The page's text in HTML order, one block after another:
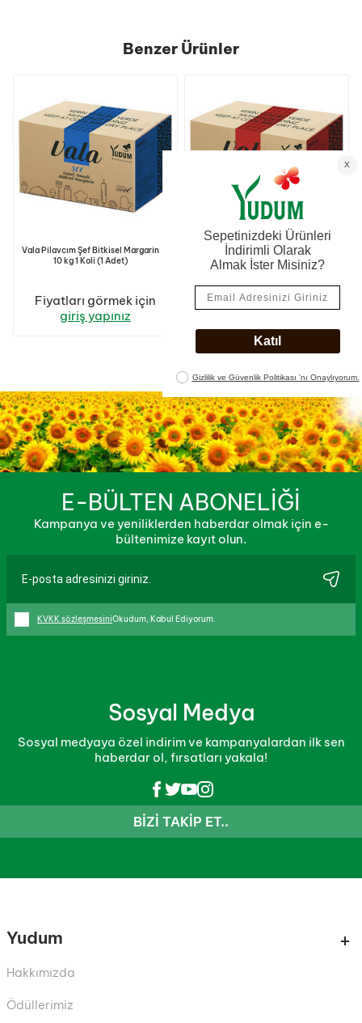
Benzer Ürünler
Vala Pilavcım Şef Bitkisel Margarin
10 kg 1 Koli (1 Adet)
Fiyatları görmek için
giriş yapınız
Vala Catering Bitkisel Margarin 10
kg 1 Koli (1 Adet)
Fiyatları görmek için
E-BÜLTEN ABONELİĞİ
Kampanya ve yeniliklerden haberdar olmak için e-
bültenimize kayıt olun.
KVKK sözleşmesiniOkudum, Kabul Ediyorum.
Sosyal Medya
Sosyal medyaya özel indirim ve kampanyalardan ilk sen
haberdar ol, fırsatları yakala!
BIZI TAKIP ET..
Yudum
Hakkımızda
Ödüllerimiz